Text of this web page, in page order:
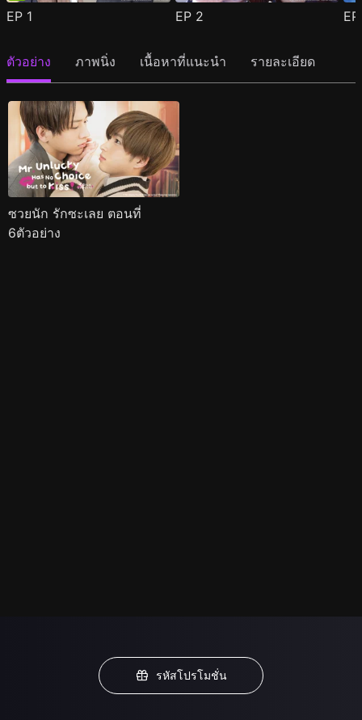
EP 1 EP 2
ตัวอย่าง ภาพนิ่ง เนื้อหาที่แนะนำ รายละเอียด
ซวยนัก รักซะเลย ตอนที่
6ตัวอย่าง
รหัสโปรโมชั่น